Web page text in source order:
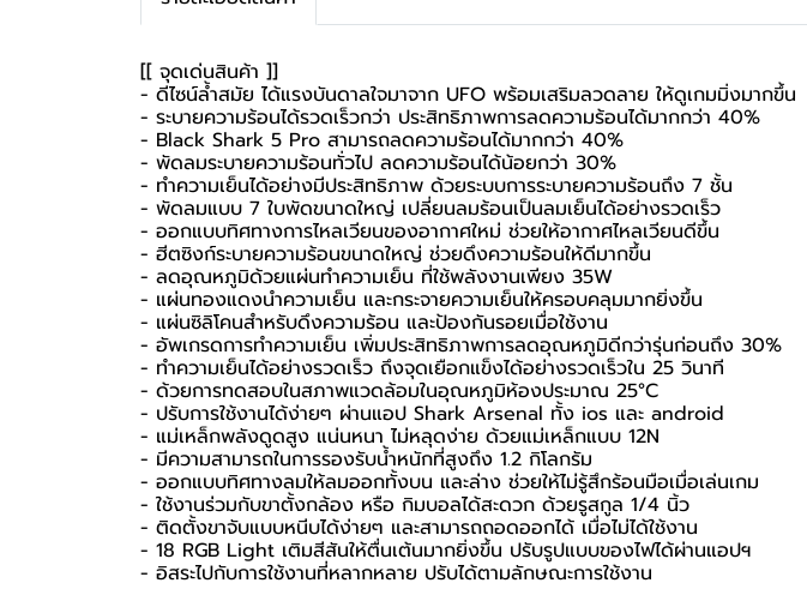
[[ จุดเด่นสินค้า ]]
- ดีไซน์ล้ำสมัย ได้แรงบันดาลใจมาจาก UFO พร้อมเสริมลวดลาย ให้ดูเกมมิ่งมากขึ้น
- ระบายความร้อนได้รวดเร็วกว่า ประสิทธิภาพการลดความร้อนได้มากกว่า 40%
- Black Shark 5 Pro สามารถลดความร้อนได้มากกว่า 40%
- พัดลมระบายความร้อนทั่วไป ลดความร้อนได้น้อยกว่า 30%
- ทำความเย็นได้อย่างมีประสิทธิภาพ ด้วยระบบการระบายความร้อนถึง 7 ชั้น
- พัดลมแบบ 7 ใบพัดขนาดใหญ่ เปลี่ยนลมร้อนเป็นลมเย็นได้อย่างรวดเร็ว
- ออกแบบทิศทางการไหลเวียนของอากาศใหม่ ช่วยให้อากาศไหลเวียนดีขึ้น
- ฮีตซิงก์ระบายความร้อนขนาดใหญ่ ช่วยดึงความร้อนให้ดีมากขึ้น
- ลดอุณหภูมิด้วยแผ่นทำความเย็น ที่ใช้พลังงานเพียง 35W
- แผ่นทองแดงนำความเย็น และกระจายความเย็นให้ครอบคลุมมากยิ่งขึ้น
- แผ่นซิลิโคนสำหรับดึงความร้อน และป้องกันรอยเมื่อใช้งาน
- อัพเกรดการทำความเย็น เพิ่มประสิทธิภาพการลดอุณหภูมิดีกว่ารุ่นก่อนถึง 30%
- ทำความเย็นได้อย่างรวดเร็ว ถึงจุดเยือกแข็งได้อย่างรวดเร็วใน 25 วินาที
- ด้วยการทดสอบในสภาพแวดล้อมในอุณหภูมิห้องประมาณ 25°C
- ปรับการใช้งานได้ง่ายๆ ผ่านแอป Shark Arsenal ทั้ง ios และ android
- แม่เหล็กพลังดูดสูง แน่นหนา ไม่หลุดง่าย ด้วยแม่เหล็กแบบ 12N
- มีความสามารถในการรองรับน้ำหนักที่สูงถึง 1.2 กิโลกรัม
- ออกแบบทิศทางลมให้ลมออกทั้งบน และล่าง ช่วยให้ไม่รู้สึกร้อนมือเมื่อเล่นเกม
- ใช้งานร่วมกับขาตั้งกล้อง หรือ กิมบอลได้สะดวก ด้วยรูสกูล 1/4 นิ้ว
- ติดตั้งขาจับแบบหนีบได้ง่ายๆ และสามารถถอดออกได้ เมื่อไม่ได้ใช้งาน
- 18 RGB Light เติมสีสันให้ตื่นเต้นมากยิ่งขึ้น ปรับรูปแบบของไฟได้ผ่านแอปฯ
- อิสระไปกับการใช้งานที่หลากหลาย ปรับได้ตามลักษณะการใช้งาน